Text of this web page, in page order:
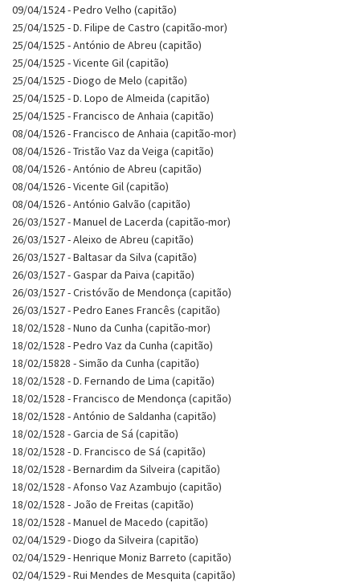
09/04/1524 - Pedro Velho (capitão)
25/04/1525 - D. Filipe de Castro (capitão-mor)
25/04/1525 - António de Abreu (capitão)
25/04/1525 - Vicente Gil (capitão)
25/04/1525 - Diogo de Melo (capitão)
25/04/1525 - D. Lopo de Almeida (capitão)
25/04/1525 - Francisco de Anhaia (capitão)
08/04/1526 - Francisco de Anhaia (capitão-mor)
08/04/1526 - Tristão Vaz da Veiga (capitão)
08/04/1526 - António de Abreu (capitão)
08/04/1526 - Vicente Gil (capitão)
08/04/1526 - António Galvão (capitão)
26/03/1527 - Manuel de Lacerda (capitão-mor)
26/03/1527 - Aleixo de Abreu (capitão)
26/03/1527 - Baltasar da Silva (capitão)
26/03/1527 - Gaspar da Paiva (capitão)
26/03/1527 - Cristóvão de Mendonça (capitão)
26/03/1527 - Pedro Eanes Francês (capitão)
18/02/1528 - Nuno da Cunha (capitão-mor)
18/02/1528 - Pedro Vaz da Cunha (capitão)
18/02/15828 - Simão da Cunha (capitão)
18/02/1528 - D. Fernando de Lima (capitão)
18/02/1528 - Francisco de Mendonça (capitão)
18/02/1528 - António de Saldanha (capitão)
18/02/1528 - Garcia de Sá (capitão)
18/02/1528 - D. Francisco de Sá (capitão)
18/02/1528 - Bernardim da Silveira (capitão)
18/02/1528 - Afonso Vaz Azambujo (capitão)
18/02/1528 - João de Freitas (capitão)
18/02/1528 - Manuel de Macedo (capitão)
02/04/1529 - Diogo da Silveira (capitão)
02/04/1529 - Henrique Moniz Barreto (capitão)
02/04/1529 - Rui Mendes de Mesquita (capitão)